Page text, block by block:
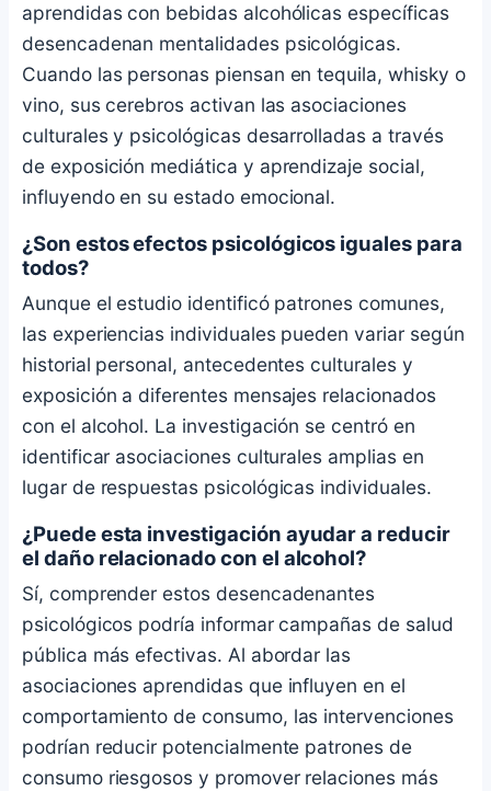
aprendidas con bebidas alcohólicas específicas
desencadenan mentalidades psicológicas.
Cuando las personas piensan en tequila, whisky o
vino, sus cerebros activan las asociaciones
culturales y psicológicas desarrolladas a través
de exposición mediática y aprendizaje social,
influyendo en su estado emocional.
¿Son estos efectos psicológicos iguales para
todos?
Aunque el estudio identificó patrones comunes,
las experiencias individuales pueden variar según
historial personal, antecedentes culturales y
exposición a diferentes mensajes relacionados
con el alcohol. La investigación se centró en
identificar asociaciones culturales amplias en
lugar de respuestas psicológicas individuales.
¿Puede esta investigación ayudar a reducir
el daño relacionado con el alcohol?
Sí, comprender estos desencadenantes
psicológicos podría informar campañas de salud
pública más efectivas. Al abordar las
asociaciones aprendidas que influyen en el
comportamiento de consumo, las intervenciones
podrían reducir potencialmente patrones de
consumo riesgosos y promover relaciones más